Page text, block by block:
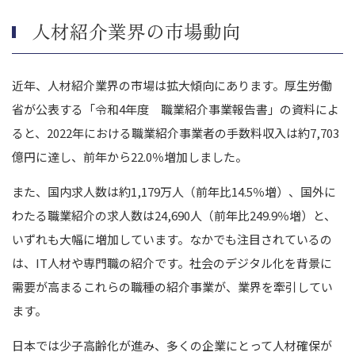
人材紹介業界のM&A動向を押さえてM&Aを成功させましょう
人材紹介業界の市場動向
近年、人材紹介業界の市場は拡大傾向にあります。厚生労働
省が公表する「令和4年度 職業紹介事業報告書」の資料によ
ると、2022年における職業紹介事業者の手数料収入は約7,703
億円に達し、前年から22.0％増加しました。
また、国内求人数は約1,179万人（前年比14.5％増）、国外に
わたる職業紹介の求人数は24,690人（前年比249.9％増）と、
いずれも大幅に増加しています。なかでも注目されているの
は、IT人材や専門職の紹介です。社会のデジタル化を背景に
需要が高まるこれらの職種の紹介事業が、業界を牽引してい
ます。
日本では少子高齢化が進み、多くの企業にとって人材確保が